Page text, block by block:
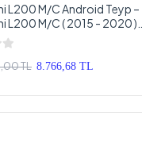
L200 M/C Android Teyp –
L200 M/C ( 2015 - 2020 )
Multimedya – Mitsubishi
Android Double Teyp
TL 8.766,68 TL